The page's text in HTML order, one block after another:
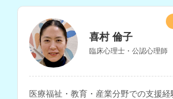
喜村 倫子
臨床心理士・公認心理師
医療福祉・教育・産業分野での支援